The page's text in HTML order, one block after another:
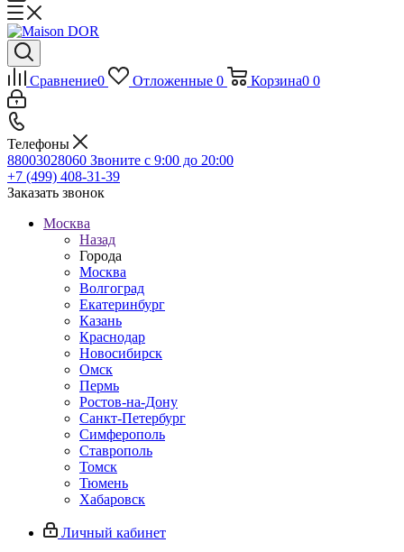
Сравнение0 Отложенные 0 Корзина0 0
Телефоны
88003028060 Звоните с 9:00 до 20:00
+7 (499) 408-31-39
Заказать звонок
Москва
Назад
Города
Москва
Волгоград
Екатеринбург
Казань
Краснодар
Новосибирск
Омск
Пермь
Ростов-на-Дону
Санкт-Петербург
Симферополь
Ставрополь
Томск
Тюмень
Хабаровск
Личный кабинет